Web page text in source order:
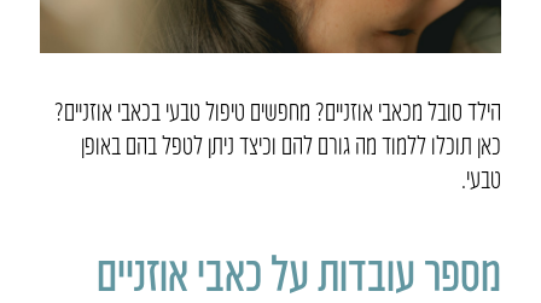
הילד סובל מכאבי אוזניים? מחפשים טיפול טבעי בכאבי אוזניים?
כאן תוכלו ללמוד מה גורם להם וכיצד ניתן לטפל בהם באופן
טבעי.
מספר עובדות על כאבי אוזניים